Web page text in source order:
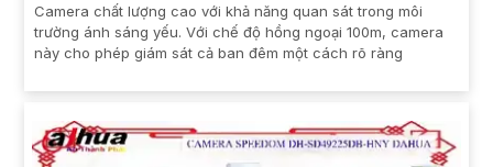
Camera chất lượng cao với khả năng quan sát trong môi
trường ánh sáng yếu. Với chế độ hồng ngoại 100m, camera
này cho phép giám sát cả ban đêm một cách rõ ràng